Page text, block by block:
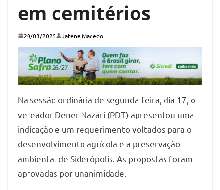
em cemitérios
20/03/2025 Jatene Macedo
Na sessão ordinária de segunda-feira, dia 17, o
vereador Dener Nazari (PDT) apresentou uma
indicação e um requerimento voltados para o
desenvolvimento agrícola e a preservação
ambiental de Siderópolis. As propostas foram
aprovadas por unanimidade.